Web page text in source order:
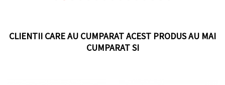
CLIENTII CARE AU CUMPARAT ACEST PRODUS AU MAI
CUMPARAT SI